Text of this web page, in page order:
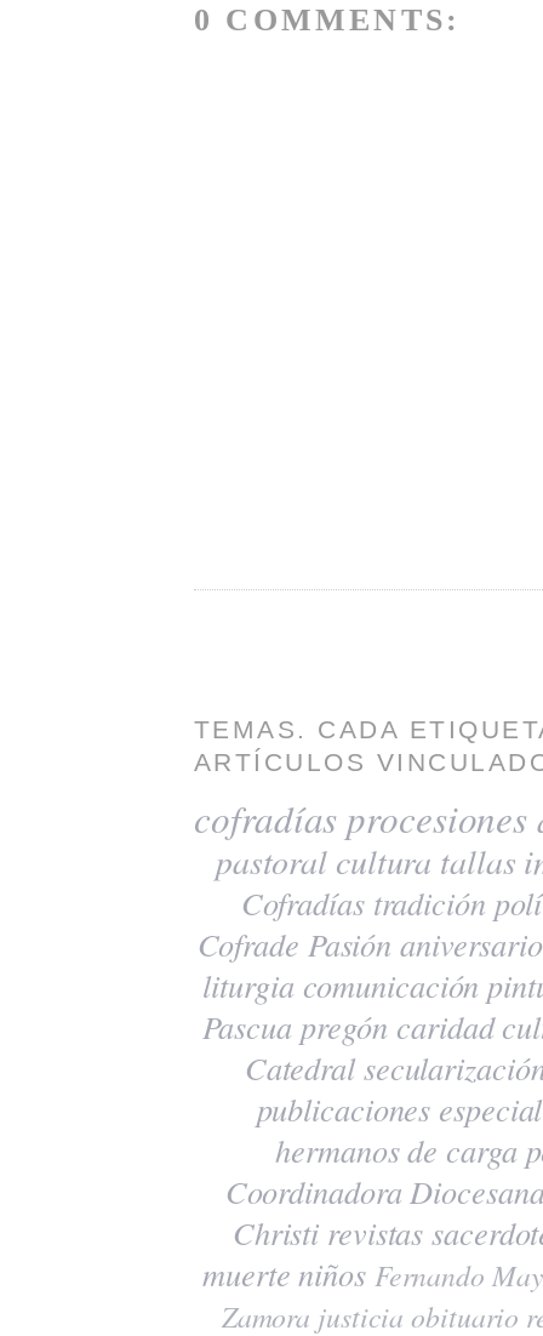
0 COMMENTS:
TEMAS. CADA
ARTÍCULOS
cofradías procesiones
pastoral cultura tallas
Cofradías tradición
Cofrade Pasión
liturgia comunicación
Pascua pregón caridad
Catedral
publicaciones
hermanos de carga
Coordinadora
Christi revistas
muerte niños Fernando
Zamora justicia obituario